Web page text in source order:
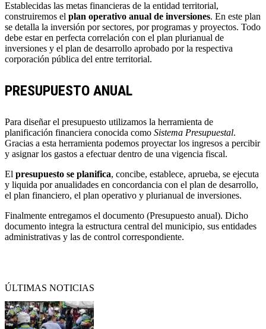
Establecidas las metas financieras de la entidad territorial,
construiremos el plan operativo anual de inversiones. En este plan
se detalla la inversión por sectores, por programas y proyectos. Todo
debe estar en perfecta correlación con el plan plurianual de
inversiones y el plan de desarrollo aprobado por la respectiva
corporación pública del entre territorial.
PRESUPUESTO ANUAL
Para diseñar el presupuesto utilizamos la herramienta de
planificación financiera conocida como Sistema Presupuestal.
Gracias a esta herramienta podemos proyectar los ingresos a percibir
y asignar los gastos a efectuar dentro de una vigencia fiscal.
El presupuesto se planifica, concibe, establece, aprueba, se ejecuta
y liquida por anualidades en concordancia con el plan de desarrollo,
el plan financiero, el plan operativo y plurianual de inversiones.
Finalmente entregamos el documento (Presupuesto anual). Dicho
documento integra la estructura central del municipio, sus entidades
administrativas y las de control correspondiente.
ÚLTIMAS NOTICIAS